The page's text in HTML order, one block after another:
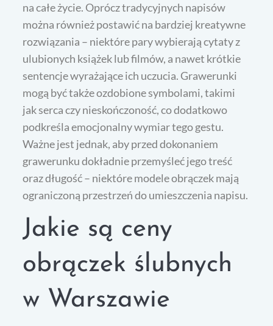
na całe życie. Oprócz tradycyjnych napisów
można również postawić na bardziej kreatywne
rozwiązania – niektóre pary wybierają cytaty z
ulubionych książek lub filmów, a nawet krótkie
sentencje wyrażające ich uczucia. Grawerunki
mogą być także ozdobione symbolami, takimi
jak serca czy nieskończoność, co dodatkowo
podkreśla emocjonalny wymiar tego gestu.
Ważne jest jednak, aby przed dokonaniem
grawerunku dokładnie przemyśleć jego treść
oraz długość – niektóre modele obrączek mają
ograniczoną przestrzeń do umieszczenia napisu.
Jakie są ceny
obrączek ślubnych
w Warszawie